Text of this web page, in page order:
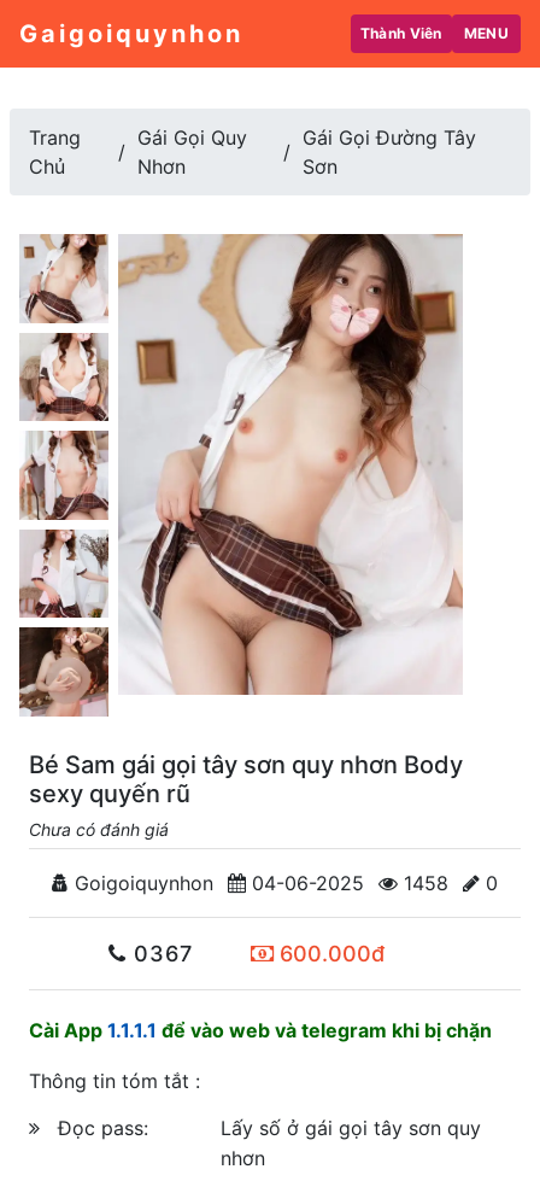
Gaigoiquynhon Thành Viên MENU
Trang
Chủ
Gái Gọi Quy
Nhơn
Gái Gọi Đường Tây
Sơn
Bé Sam gái gọi tây sơn quy nhơn Body
sexy quyến rũ
Chưa có đánh giá
Goigoiquynhon 04-06-2025 1458 0
0367 600.000đ
Cài App 1.1.1.1 để vào web và telegram khi bị chặn
Thông tin tóm tắt :
Đọc pass:
Lấy số ở gái gọi tây sơn quy
nhơn